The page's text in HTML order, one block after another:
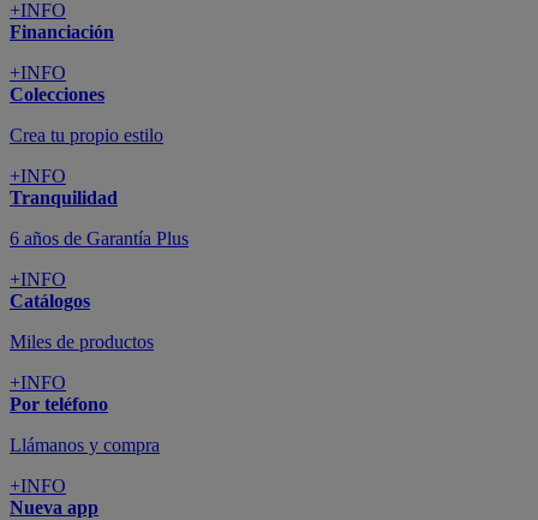
+INFO
Financiación
+INFO
Colecciones
Crea tu propio estilo
+INFO
Tranquilidad
6 años de Garantía Plus
+INFO
Catálogos
Miles de productos
+INFO
Por teléfono
Llámanos y compra
+INFO
Nueva app